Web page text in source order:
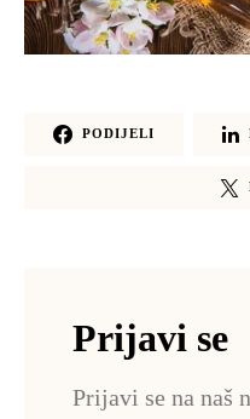
PODIJELI
Prijavi se
Prijavi se na naš